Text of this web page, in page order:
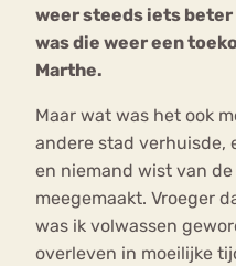
weer steeds iets beter
was die weer een
Marthe.
Maar wat was het ook
andere stad verhuisde,
en niemand wist van
meegemaakt. Vroeger
was ik volwassen
overleven in moeilijke